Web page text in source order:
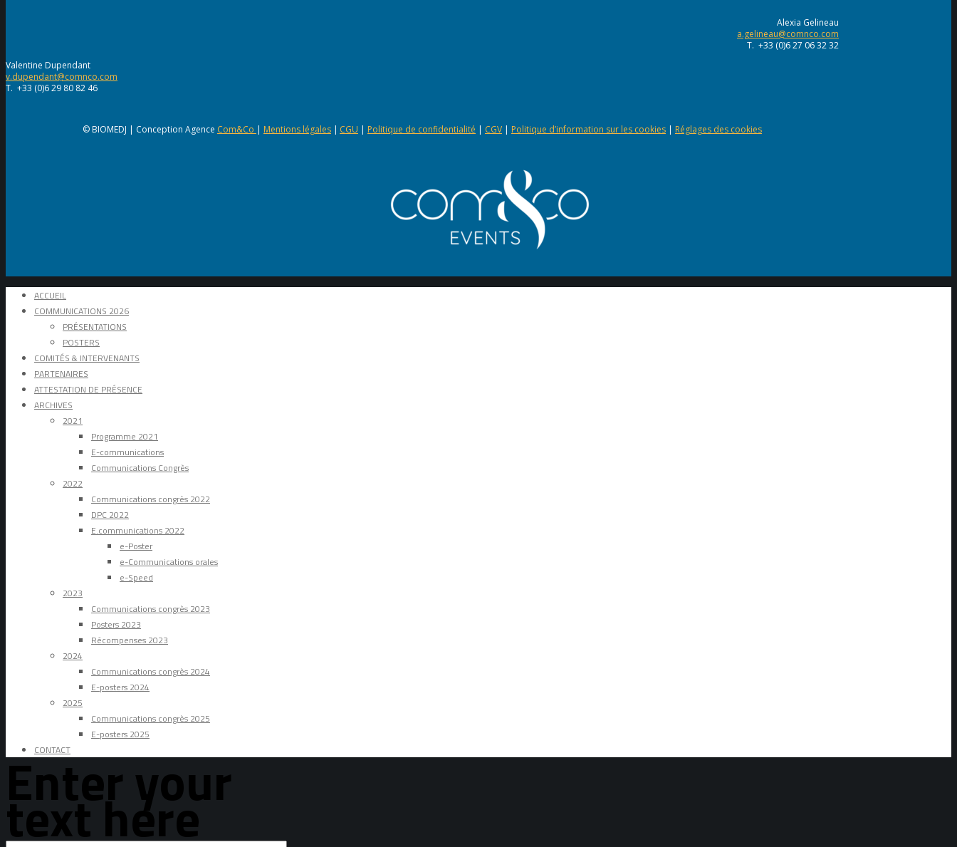
Alexia Gelineau
a.gelineau@comnco.com
T. +33 (0)6 27 06 32 32
Valentine Dupendant
v.dupendant@comnco.com
T. +33 (0)6 29 80 82 46
© BIOMEDJ | Conception Agence Com&Co | Mentions légales | CGU | Politique de confidentialité | CGV | Politique d’information sur les cookies | Réglages des cookies
ACCUEIL
COMMUNICATIONS 2026
PRÉSENTATIONS
POSTERS
COMITÉS & INTERVENANTS
PARTENAIRES
ATTESTATION DE PRÉSENCE
ARCHIVES
2021
Programme 2021
E-communications
Communications Congrès
2022
Communications congrès 2022
DPC 2022
E.communications 2022
e-Poster
e-Communications orales
e-Speed
2023
Communications congrès 2023
Posters 2023
Récompenses 2023
2024
Communications congrès 2024
E-posters 2024
2025
Communications congrès 2025
E-posters 2025
CONTACT
Enter your
text here